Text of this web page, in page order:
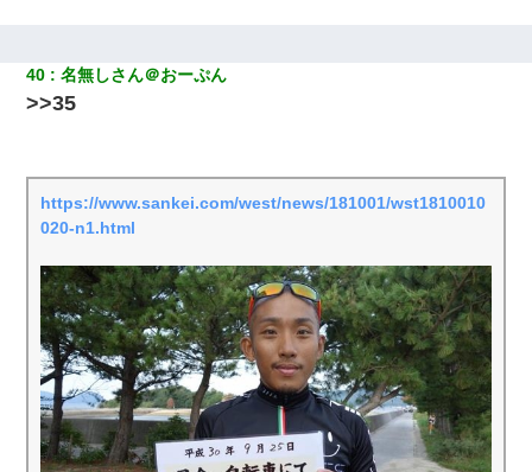
40 名無しさん＠おーぷん
>>35
https://www.sankei.com/west/news/181001/wst1810010
020-n1.html